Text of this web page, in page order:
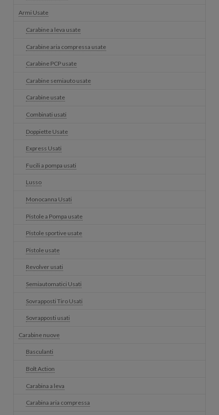
Armi Usate
Carabine a leva usate
Carabine aria compressa usate
Carabine PCP usate
Carabine semiauto usate
Carabine usate
Combinati usati
Doppiette Usate
Express Usati
Fucili a pompa usati
Lusso
Monocanna Usati
Pistole a Pompa usate
Pistole sportive usate
Pistole usate
Revolver usati
Semiautomatici Usati
Sovrapposti Tiro Usati
Sovrapposti usati
Carabine nuove
Basculanti
Bolt Action
Carabina a leva
Carabina aria compressa